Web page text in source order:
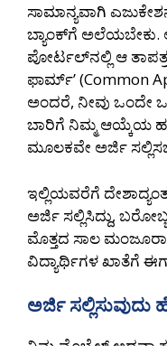
ಸಾಮಾನ್ಯವಾಗಿ
ಬ್ಯಾಂಕ್‌ಗೆ ಅಲೆಯಬೇಕು.
ಪೋರ್ಟಲ್‌ನಲ್ಲಿ ಆ
ಫಾರ್ಮ್’ (Common
ಅಂದರೆ, ನೀವು ಒಂದೇ
ಬಾರಿಗೆ ನಿಮ್ಮ ಆಯ್ಕೆಯ
ಮೂಲಕವೇ ಅರ್ಜಿ
ಇಲ್ಲಿಯವರೆಗೆ
ಅರ್ಜಿ ಸಲ್ಲಿಸಿದ್ದು,
ಮೊತ್ತದ ಸಾಲ
ವಿದ್ಯಾರ್ಥಿಗಳ ಖಾತೆಗೆ
ಅರ್ಜಿ ಸಲ್ಲಿಸುವುದು